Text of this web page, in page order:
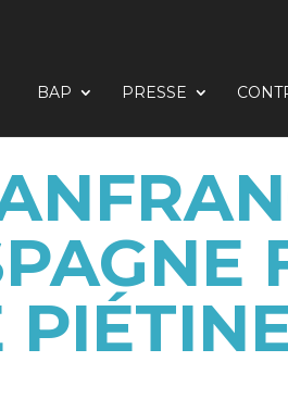
BAP PRESSE